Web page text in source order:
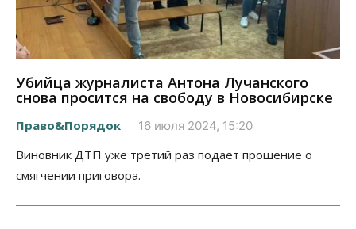
Убийца журналиста Антона Лучанского
снова просится на свободу в Новосибирске
Право&Порядок 16 июля 2024, 15:20
Виновник ДТП уже третий раз подает прошение о
смягчении приговора.